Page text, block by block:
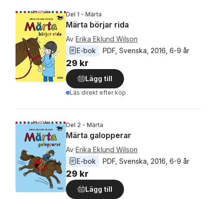
Del 1 - Märta
Märta börjar rida
Av Erika Eklund Wilson
E-bok
PDF Svenska 2016 6-9 år
29 kr
Lägg till
Läs direkt efter köp
Del 2 - Märta
Märta galopperar
Av Erika Eklund Wilson
E-bok
PDF Svenska 2016 6-9 år
29 kr
Lägg till